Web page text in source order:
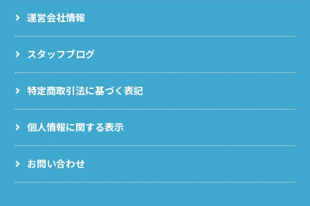
運営会社情報
スタッフブログ
特定商取引法に基づく表記
個人情報に関する表示
お問い合わせ